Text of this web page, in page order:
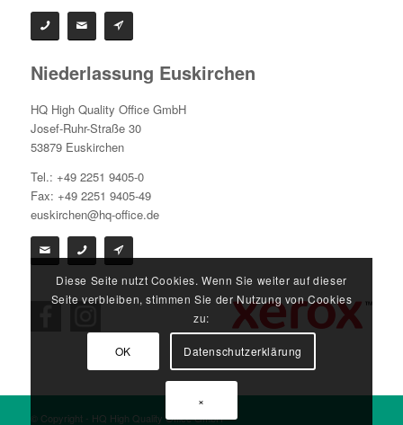
Niederlassung Euskirchen
HQ High Quality Office GmbH
Josef-Ruhr-Straße 30
53879 Euskirchen
Tel.: +49 2251 9405-0
Fax: +49 2251 9405-49
euskirchen@hq-office.de
© Copyright - HQ High Quality Office GmbH
Diese Seite nutzt Cookies. Wenn Sie weiter auf dieser
Seite verbleiben, stimmen Sie der Nutzung von Cookies
zu:
OK Datenschutzerklärung
×